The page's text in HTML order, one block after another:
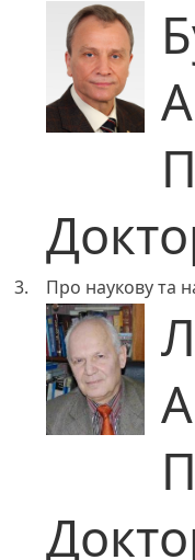
3. Про наукову та